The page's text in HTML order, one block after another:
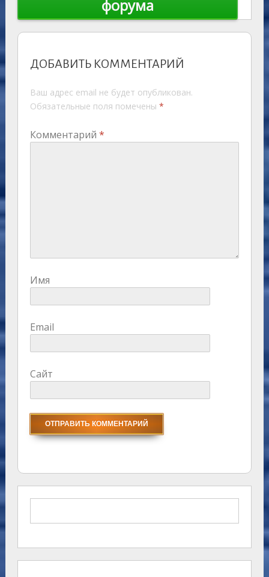
форума
ДОБАВИТЬ КОММЕНТАРИЙ
Ваш адрес email не будет опубликован.
Обязательные поля помечены *
Комментарий *
Имя
Email
Сайт